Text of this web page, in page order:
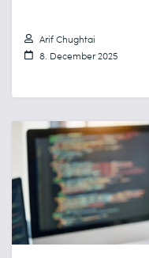
Arif Chughtai
8. December 2025